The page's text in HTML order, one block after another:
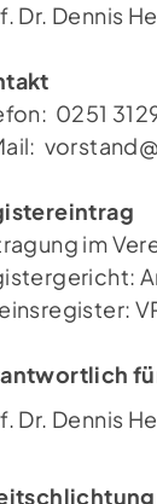
Dr. Dennis
0251
im
Dr. Dennis
Jetzt
immer